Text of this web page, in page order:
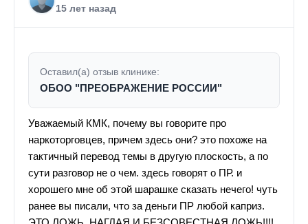
15 лет назад
Оставил(а) отзыв клинике:
ОБОО "ПРЕОБРАЖЕНИЕ РОССИИ"
Уважаемый КМК, почему вы говорите про
наркоторговцев, причем здесь они? это похоже на
тактичный перевод темы в другую плоскость, а по
сути разговор не о чем. здесь говорят о ПР. и
хорошего мне об этой шарашке сказать нечего! чуть
ранее вы писали, что за деньги ПР любой каприз.